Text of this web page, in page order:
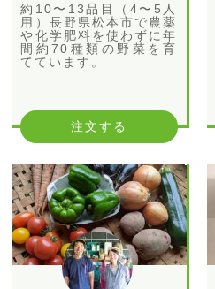
約10〜13品目（4〜5人
用）長野県松本市で農薬
や化学肥料を使わずに年
間約70種類の野菜を育
てています。
注文する